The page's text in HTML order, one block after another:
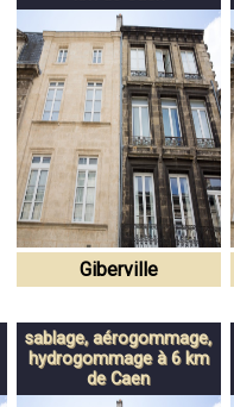
Giberville
sablage, aérogommage,
hydrogommage à 6 km
de Caen